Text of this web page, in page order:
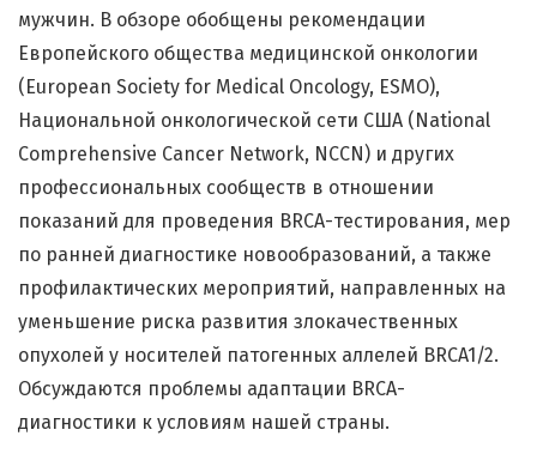
мужчин. В обзоре обобщены рекомендации
Европейского общества медицинской онкологии
(European Society for Medical Oncology, ESMO),
Национальной онкологической сети США (National
Comprehensive Cancer Network, NCCN) и других
профессиональных сообществ в отношении
показаний для проведения BRCA-тестирования, мер
по ранней диагностике новообразований, а также
профилактических мероприятий, направленных на
уменьшение риска развития злокачественных
опухолей у носителей патогенных аллелей BRCA1/2.
Обсуждаются проблемы адаптации BRCA-
диагностики к условиям нашей страны.